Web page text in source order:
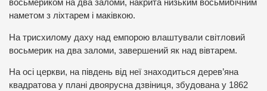
восьмериком на два заломи, накрита низьким восьмибічним
наметом з ліхтарем і маківкою.
На трисхилому даху над емпорою влаштували світловий
восьмерик на два заломи, завершений як над вівтарем.
На осі церкви, на південь від неї знаходиться дерев’яна
квадратова у плані двоярусна дзвіниця, збудована у 1862